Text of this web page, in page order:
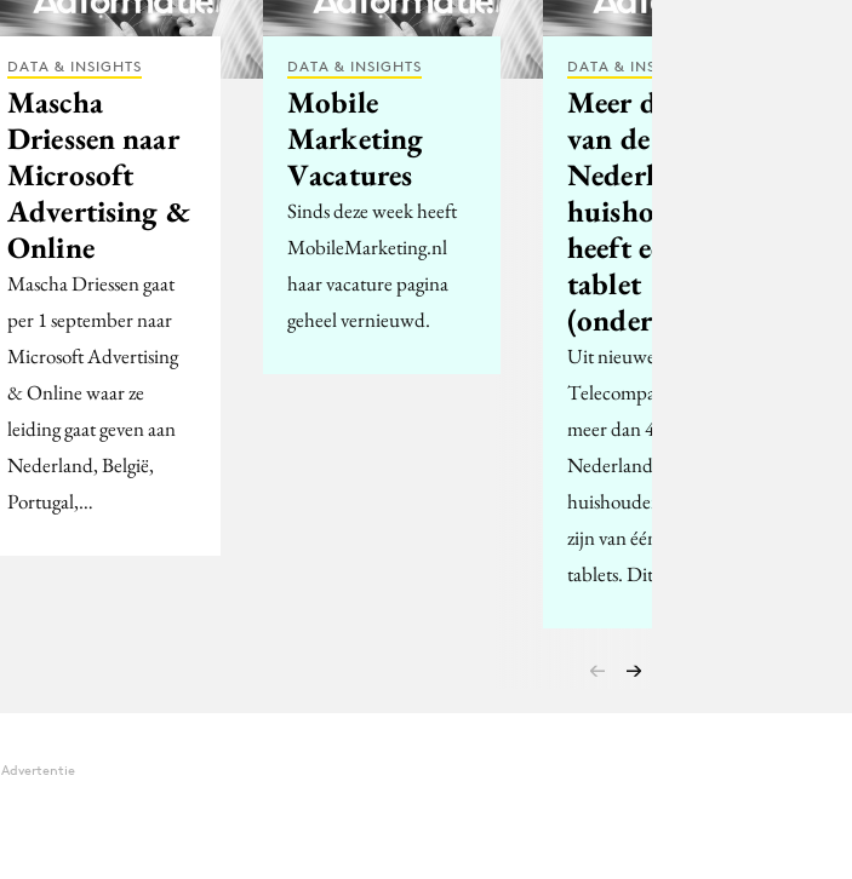
DATA & INSIGHTS
Mascha
Driessen naar
Microsoft
Advertising &
Online
Mascha Driessen gaat
per 1 september naar
Microsoft Advertising
& Online waar ze
leiding gaat geven aan
Nederland, België,
Portugal,…
DATA & INSIGHTS
Mobile
Marketing
Vacatures
Sinds deze week heeft
MobileMarketing.nl
haar vacature pagina
geheel vernieuwd.
DATA & INSIGHTS
Meer dan 40%
van de
Nederlandse
huishoudens
heeft een
tablet
(onderzoek)
Uit nieuwe cijfers van
Telecompaper blijkt
meer dan 4 op de 10
Nederlandse
huishoudens in bezit
zijn van één of meerdere
tablets. Dit…
Advertentie